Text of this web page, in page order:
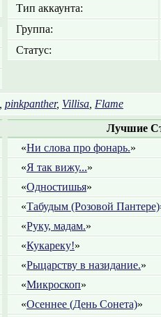
Тип аккаунта:
Группа:
Статус:
pinkpanther, Villisa Flame
Лучшие
«Ни слова про фонарь.»
«Я так вижу...»
«Одностишья»
«Табудым (Розовой Пантере)
«Руку, мадам.»
«Кукареку!»
«Рыцарству в назидание.»
«Микроскоп»
«Осеннее (День Сонета)»